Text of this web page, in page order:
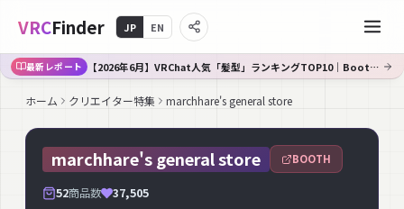
VRCFinder JP EN
最新レポート 【2026年6月】VRChat人気「髪型」ランキングTOP10｜Booth傾向分析
ホーム クリエイター特集 marchhare's general store
marchhare's general store BOOTH
52商品数 37,505